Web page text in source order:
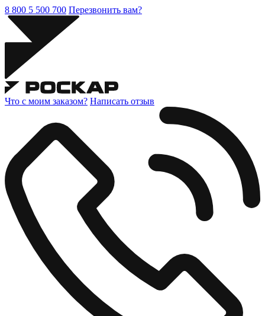
8 800 5 500 700 Перезвонить вам?
Что с моим заказом? Написать отзыв